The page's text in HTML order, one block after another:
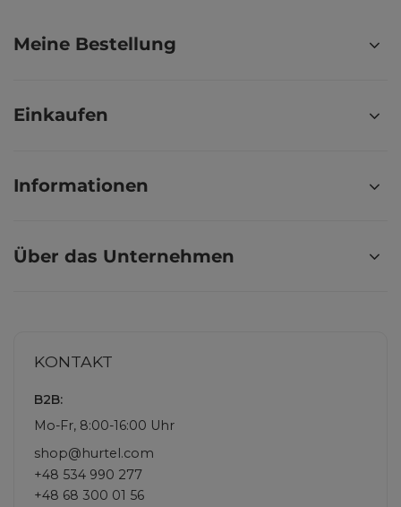
Meine Bestellung
Einkaufen
Informationen
Über das Unternehmen
KONTAKT
B2B:
Mo-Fr, 8:00-16:00 Uhr
shop@hurtel.com
+48 534 990 277
+48 68 300 01 56